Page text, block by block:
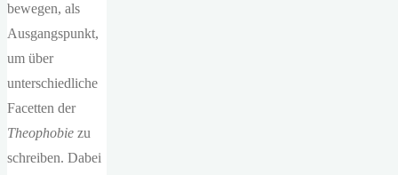
bewegen, als
Ausgangspunkt,
um über
unterschiedliche
Facetten der
Theophobie zu
schreiben. Dabei